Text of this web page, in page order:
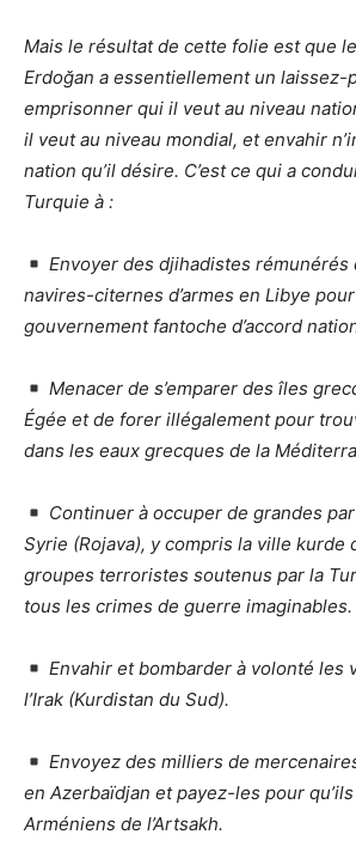
Mais le résultat de cette folie est que
Erdoğan a essentiellement un laissez-
emprisonner qui il veut au niveau
il veut au niveau mondial, et envahir
nation qu’il désire. C’est ce qui a
Turquie à :
Envoyer des djihadistes rémunérés
navires-citernes d’armes en Libye
gouvernement fantoche d’accord
Menacer de s’emparer des îles
Égée et de forer illégalement pour
dans les eaux grecques de la
Continuer à occuper de grandes
Syrie (Rojava), y compris la ville kurde
groupes terroristes soutenus par la
tous les crimes de guerre imaginables.
Envahir et bombarder à volonté les
l’Irak (Kurdistan du Sud).
Envoyez des milliers de
en Azerbaïdjan et payez-les pour
Arméniens de l’Artsakh.